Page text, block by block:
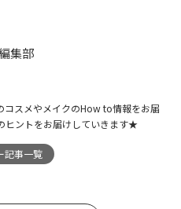
集部
コスメやメイクのHow to情報をお届
ヒントをお届けしていきます★
記事一覧